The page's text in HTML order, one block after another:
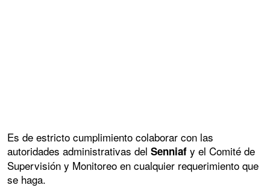
Es de estricto cumplimiento colaborar con las
autoridades administrativas del Senniaf y el Comité de
Supervisión y Monitoreo en cualquier requerimiento que
se haga.